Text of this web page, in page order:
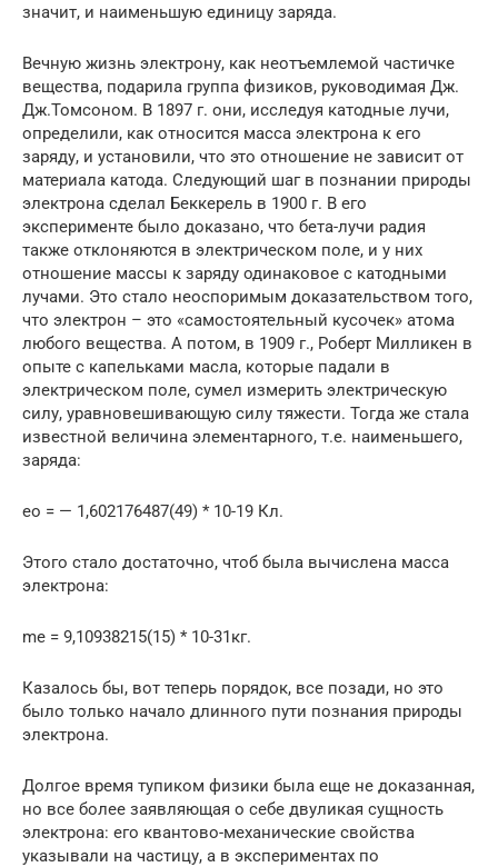
значит, и наименьшую единицу заряда.
Вечную жизнь электрону, как неотъемлемой частичке
вещества, подарила группа физиков, руководимая Дж.
Дж.Томсоном. В 1897 г. они, исследуя катодные лучи,
определили, как относится масса электрона к его
заряду, и установили, что это отношение не зависит от
материала катода. Следующий шаг в познании природы
электрона сделал Беккерель в 1900 г. В его
эксперименте было доказано, что бета-лучи радия
также отклоняются в электрическом поле, и у них
отношение массы к заряду одинаковое с катодными
лучами. Это стало неоспоримым доказательством того,
что электрон – это «самостоятельный кусочек» атома
любого вещества. А потом, в 1909 г., Роберт Милликен в
опыте с капельками масла, которые падали в
электрическом поле, сумел измерить электрическую
силу, уравновешивающую силу тяжести. Тогда же стала
известной величина элементарного, т.е. наименьшего,
заряда:
eo = — 1,602176487(49) * 10-19 Кл.
Этого стало достаточно, чтоб была вычислена масса
электрона:
me = 9,10938215(15) * 10-31кг.
Казалось бы, вот теперь порядок, все позади, но это
было только начало длинного пути познания природы
электрона.
Долгое время тупиком физики была еще не доказанная,
но все более заявляющая о себе двуликая сущность
электрона: его квантово-механические свойства
указывали на частицу, а в экспериментах по